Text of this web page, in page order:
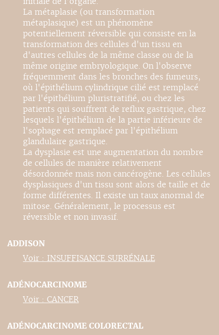
La métaplasie (ou transformation
métaplasique) est un phénomène
potentiellement réversible qui consiste en la
transformation des cellules d'un tissu en
d'autres cellules de la même classe ou de la
même origine embryologique. On l'observe
fréquemment dans les bronches des fumeurs,
où l'épithélium cylindrique cilié est remplacé
par l'épithélium pluristratifié, ou chez les
patients qui souffrent de reflux gastrique, chez
lesquels l'épithélium de la partie inférieure de
l'sophage est remplacé par l'épithélium
glandulaire gastrique.
La dysplasie est une augmentation du nombre
de cellules de manière relativement
désordonnée mais non cancérogène. Les cellules
dysplasiques d'un tissu sont alors de taille et de
forme différentes. Il existe un taux anormal de
mitose. Généralement, le processus est
réversible et non invasif.
ADDISON
Voir : INSUFFISANCE SURRÉNALE
ADÉNOCARCINOME
Voir : CANCER
ADÉNOCARCINOME COLORECTAL